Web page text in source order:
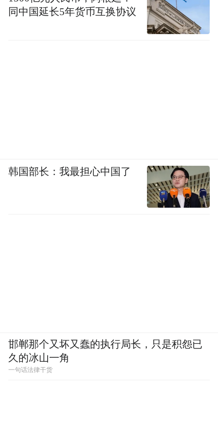
同中国延长5年货币互换协议
韩国部长：我最担心中国了
邯郸那个又坏又蠢的执行局长，只是积怨已
久的冰山一角
一句话法律干货